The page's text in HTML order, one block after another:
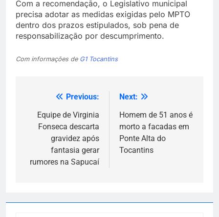
Com a recomendação, o Legislativo municipal
precisa adotar as medidas exigidas pelo MPTO
dentro dos prazos estipulados, sob pena de
responsabilização por descumprimento.
Com informações de G1 Tocantins
Navegação
de
Previous:
Equipe de Virginia
Fonseca descarta
gravidez após
fantasia gerar
rumores na Sapucaí
Next:
Homem de 51 anos é
morto a facadas em
Ponte Alta do
Tocantins